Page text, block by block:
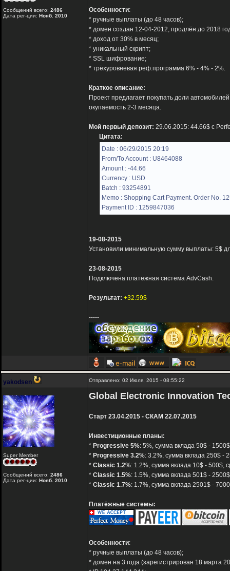
Сообщений всего: 2486
Дата рег-ции: Нояб. 2010
Особенности:
* ручные выплаты (до 48 часов);
* домен создан 12-04-2012, продлён до 2018
* доход от 30% в месяц;
* уникальный скрипт;
* SSL шифрование;
* трёхуровневая реф.программа 6% - 4% - 2%.
Краткое описание:
Проект предлагает покупать доли
окупаемость 2-3 месяца.
Мой первый депозит: 29.06.2015: 44.66$ с
Цитата:
Date : 06/29/2015 20:19
From/To Account : U8464088
Amount : -44.66
Currency : USD
Batch : 93254891
Memo : Shopping Cart Payment. Order No.
Payment ID : 1259847036
19-08-2015
Установили минимальную сумму выплаты: 5$
23-08-2015
Подключена платежная система AdvCash.
Результат: +32.59$
-----
yakodsen Отправлено: 02 Июля, 2015 - 08:55:22
Super Member
Сообщений всего: 2486
Дата рег-ции: Нояб. 2010
Global Electronic Innovation
Старт 23.04.2015 - СКАМ 22.07.2015
Инвестиционные планы:
* Progressive 5%: 5%, сумма вклада 50$ -
* Progressive 3.2%: 3.2%, сумма вклада 250$ -
* Classic 1.2%: 1.2%, сумма вклада 10$ - 500$,
* Classic 1.5%: 1.5%, сумма вклада 501$ -
* Classic 1.7%: 1.7%, сумма вклада 2501$ -
Платёжные системы:
Особенности:
* ручные выплаты (до 48 часов);
* домен на 3 года (зарегистрирован 18 марта